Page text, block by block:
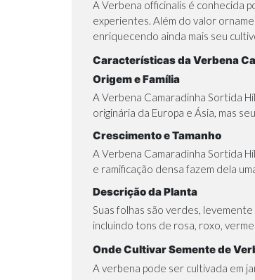
A Verbena officinalis é conhecida
experientes. Além do valor
enriquecendo ainda mais seu
Características da Verbena
Origem e Família
A Verbena Camaradinha Sortida
originária da Europa e Ásia, mas
Crescimento e Tamanho
A Verbena Camaradinha Sortida
e ramificação densa fazem dela
Descrição da Planta
Suas folhas são verdes,
incluindo tons de rosa, roxo,
Onde Cultivar Semente de
A verbena pode ser cultivada em